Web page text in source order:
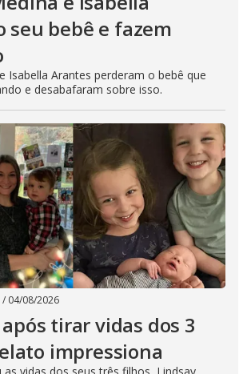
seu bebê e fazem
Isabella Arantes perderam o bebê que
e desabafaram sobre isso.
/ 04/08/2026
tirar vidas dos 3
impressiona